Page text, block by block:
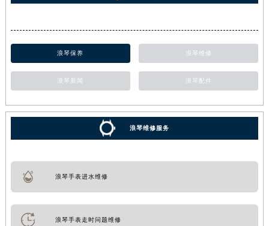
浪琴保养 浪琴维修
浪琴新闻 浪琴配件
浪琴维修服务
浪琴手表进水维修
浪琴手表走时问题维修